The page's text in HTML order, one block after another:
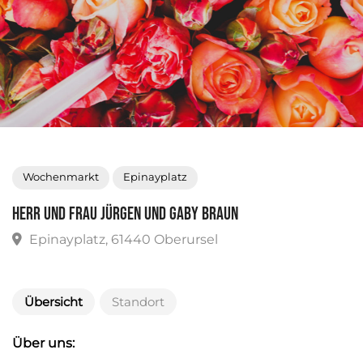
Wochenmarkt Epinayplatz
Übersicht Standort
Über uns: